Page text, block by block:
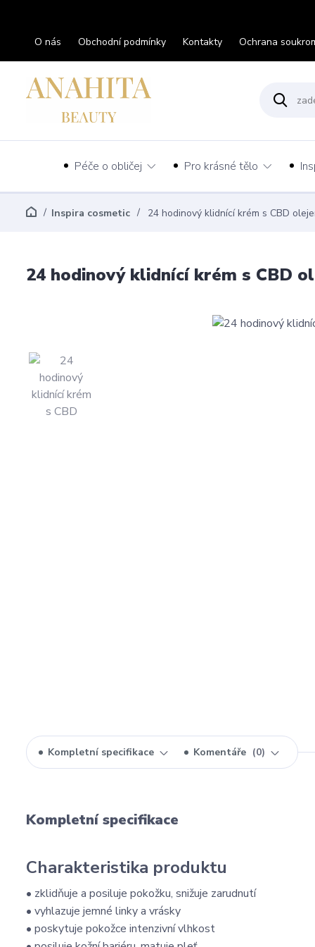
O nás Obchodní podmínky Kontakty Ochrana
Péče o obličej Pro krásné tělo
Inspira cosmetic 24 hodinový klidnící krém s CBD
24 hodinový klidnící krém s CBD
Kompletní specifikace Komentáře 0
Kompletní specifikace
Charakteristika produktu
• zklidňuje a posiluje pokožku, snižuje zarudnutí
• vyhlazuje jemné linky a vrásky
• poskytuje pokožce intenzivní vlhkost